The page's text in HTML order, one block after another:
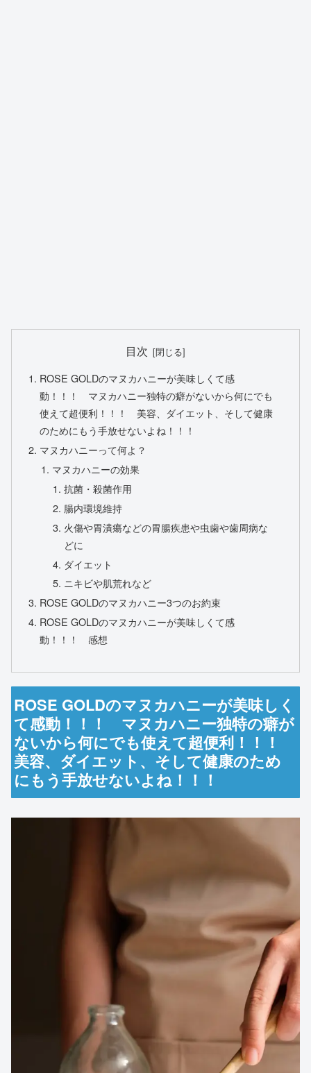
目次
ROSE GOLDのマヌカハニーが美味しくて感
動！！！ マヌカハニー独特の癖がないから何にでも
使えて超便利！！！ 美容、ダイエット、そして健康
のためにもう手放せないよね！！！
マヌカハニーって何よ？
マヌカハニーの効果
抗菌・殺菌作用
腸内環境維持
火傷や胃潰瘍などの胃腸疾患や虫歯や歯周病な
どに
ダイエット
ニキビや肌荒れなど
ROSE GOLDのマヌカハニー3つのお約束
ROSE GOLDのマヌカハニーが美味しくて感
動！！！ 感想
ROSE GOLDのマヌカハニーが美味しく
て感動！！！ マヌカハニー独特の癖が
ないから何にでも使えて超便利！！！
美容、ダイエット、そして健康のため
にもう手放せないよね！！！